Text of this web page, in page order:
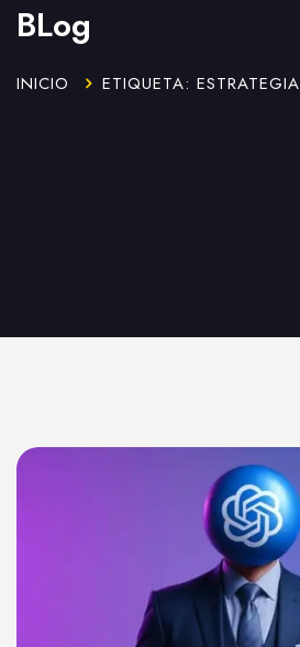
BLog
INICIO ETIQUETA: